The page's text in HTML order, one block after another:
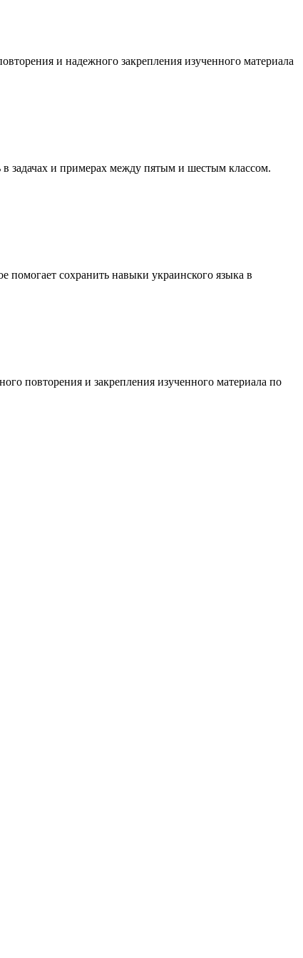
и надежного закрепления изученного материала
в задачах и примерах между пятым и шестым классом.
сохранить навыки украинского языка в
повторения и закрепления изученного материала по